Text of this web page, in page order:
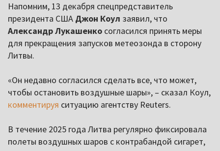
Напомним, 13 декабря спецпредставитель
президента США Джон Коул заявил, что
Александр Лукашенко согласился принять меры
для прекращения запусков метеозонда в сторону
Литвы.
«Он недавно согласился сделать все, что может,
чтобы остановить воздушные шары», – сказал Коул,
комментируя ситуацию агентству Reuters.
В течение 2025 года Литва регулярно фиксировала
полеты воздушных шаров с контрабандой сигарет,